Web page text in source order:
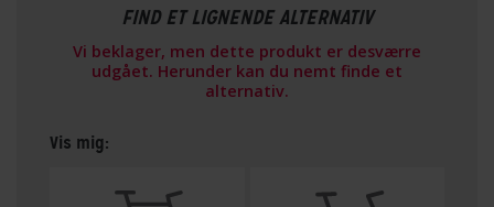
FIND ET LIGNENDE ALTERNATIV
Vi beklager, men dette produkt er desværre
udgået. Herunder kan du nemt finde et
alternativ.
Vis mig: